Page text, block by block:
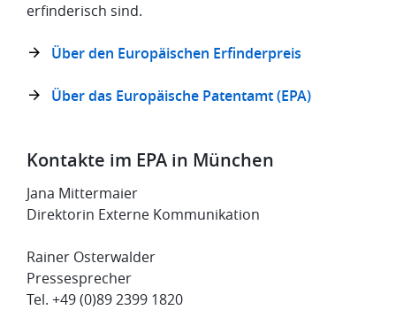
erfinderisch sind.
Über den Europäischen Erfinderpreis
Über das Europäische Patentamt (EPA)
Kontakte im EPA in München
Jana Mittermaier
Direktorin Externe Kommunikation
Rainer Osterwalder
Pressesprecher
Tel. +49 (0)89 2399 1820